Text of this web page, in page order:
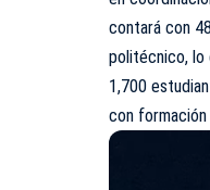
contará con
politécnico, lo
1,700
con